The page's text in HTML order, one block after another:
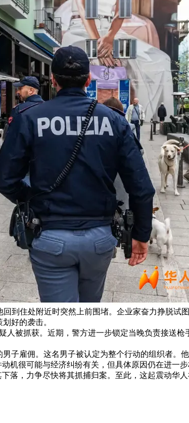
到住处附近时突然上前围堵。企业家奋力挣脱试
好的袭击。
人被抓获。近期，警方进一步锁定当晚负责接送枪
子雇佣。这名男子被认定为整个行动的组织者。
机很可能与经济纠纷有关，但具体原因仍在进一
落，力争尽快将其抓捕归案。至此，这起震动华